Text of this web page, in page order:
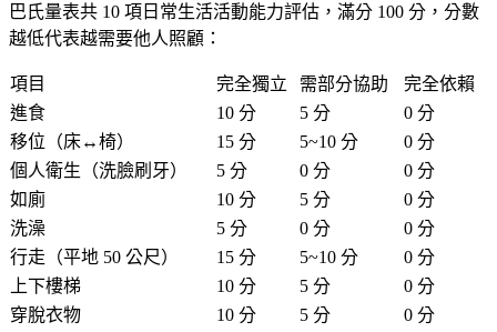
巴氏量表共 10 項日常生活活動能力評估，滿分 100 分，分數
越低代表越需要他人照顧：
項目 完全獨立 需部分協助
完全依賴
進食
10 分 5 分
0 分
移位（床↔椅）
15 分 5~10 分
0 分
個人衛生（洗臉刷牙）
5 分 0 分
0 分
如廁
10 分 5 分
0 分
洗澡
5 分 0 分
0 分
行走（平地 50 公尺）
15 分 5~10 分
0 分
上下樓梯
10 分 5 分
0 分
穿脫衣物
10 分 5 分
0 分